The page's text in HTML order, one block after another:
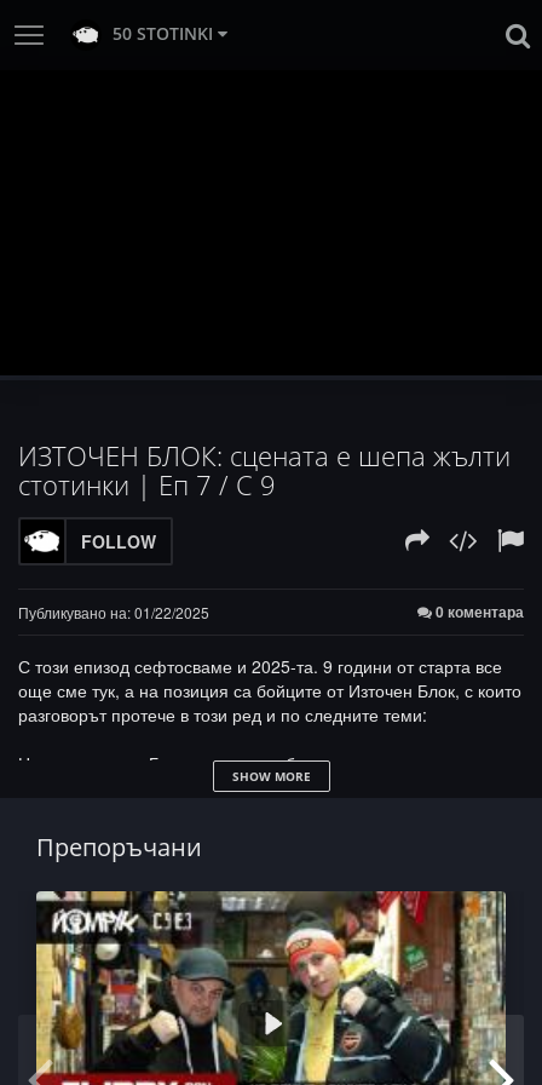
50 STOTINKI
ИЗТОЧЕН БЛОК: сцената е шепа жълти
стотинки | Еп 7 / С 9
FOLLOW
Публикувано на: 01/22/2025 0 коментара
С този епизод сефтосваме и 2025-та. 9 години от старта все
още сме тук, а на позиция са бойците от Източен Блок, с които
разговорът протече в този ред и по следните теми:
Напускането на Балкантон-ската бърлога
19 години 50stotinki.com, падналите войни и колектива
Ангажираността като превенция за тъпотиите
Най-малките знаят най-големите глупости от рапа
Читави и мърша има навсякъде, а има ли измъкване от
матрицата?
Джон Дивакът и сексът в Египет
Системата мачка, пази си семейството, но не губи чест
Петко Войвода и Кървава Сватба в 2 части
Благодарности за НД "Традиция" РК "Поп Груйо Бански"
с.Баня, Панагюрско
За Полша и новото EP на Поляка
SHOW MORE
Препоръчани